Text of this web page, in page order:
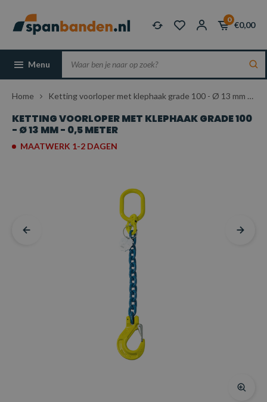
0
€0,00
Menu
Home Ketting voorloper met klephaak grade 100 - Ø 13 mm - 0,5 meter
KETTING VOORLOPER MET KLEPHAAK GRADE 100
- Ø 13 MM - 0,5 METER
MAATWERK 1-2 DAGEN